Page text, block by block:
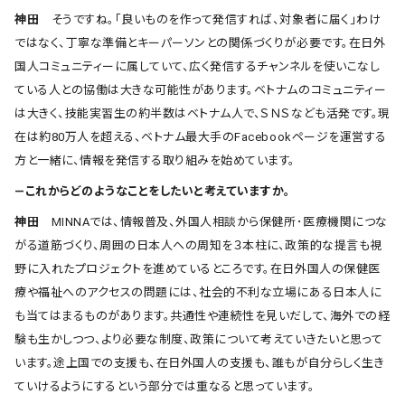
神田
そうですね。「良いものを作って発信すれば、対象者に届く」わけ
ではなく、丁寧な準備とキーパーソンとの関係づくりが必要です。在日外
国人コミュニティーに属していて、広く発信するチャンネルを使いこなし
ている人との協働は大きな可能性があります。ベトナムのコミュニティー
は大きく、技能実習生の約半数はベトナム人で、ＳＮＳなども活発です。現
在は約80万人を超える、ベトナム最大手のFacebookページを運営する
方と一緒に、情報を発信する取り組みを始めています。
―これからどのようなことをしたいと考えていますか。
神田
MINNAでは、情報普及、外国人相談から保健所･医療機関につな
がる道筋づくり、周囲の日本人への周知を３本柱に、政策的な提言も視
野に入れたプロジェクトを進めているところです。在日外国人の保健医
療や福祉へのアクセスの問題には、社会的不利な立場にある日本人に
も当てはまるものがあります。共通性や連続性を見いだして、海外での経
験も生かしつつ、より必要な制度、政策について考えていきたいと思って
います。途上国での支援も、在日外国人の支援も、誰もが自分らしく生き
ていけるようにするという部分では重なると思っています。